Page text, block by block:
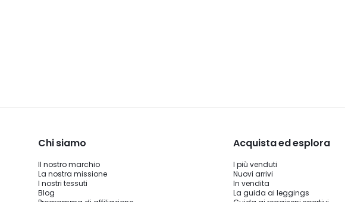
Chi siamo
Il nostro marchio
La nostra missione
I nostri tessuti
Blog
Acquista ed esplora
I più venduti
Nuovi arrivi
In vendita
La guida ai leggings